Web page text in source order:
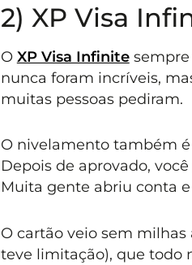
2) XP Visa
O XP Visa Infinitesempre
nunca foram incríveis,
muitas pessoas pediram.
O nivelamento também
Depois de aprovado,
Muita gente abriu conta
O cartão veio sem milhas
teve limitação), que todo